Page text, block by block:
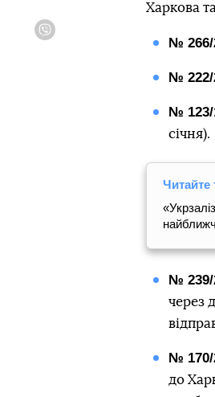
Харкова
№ 266/
№ 222/
№ 123/
січня).
Читайте
№ 239/
через
№ 170/
до